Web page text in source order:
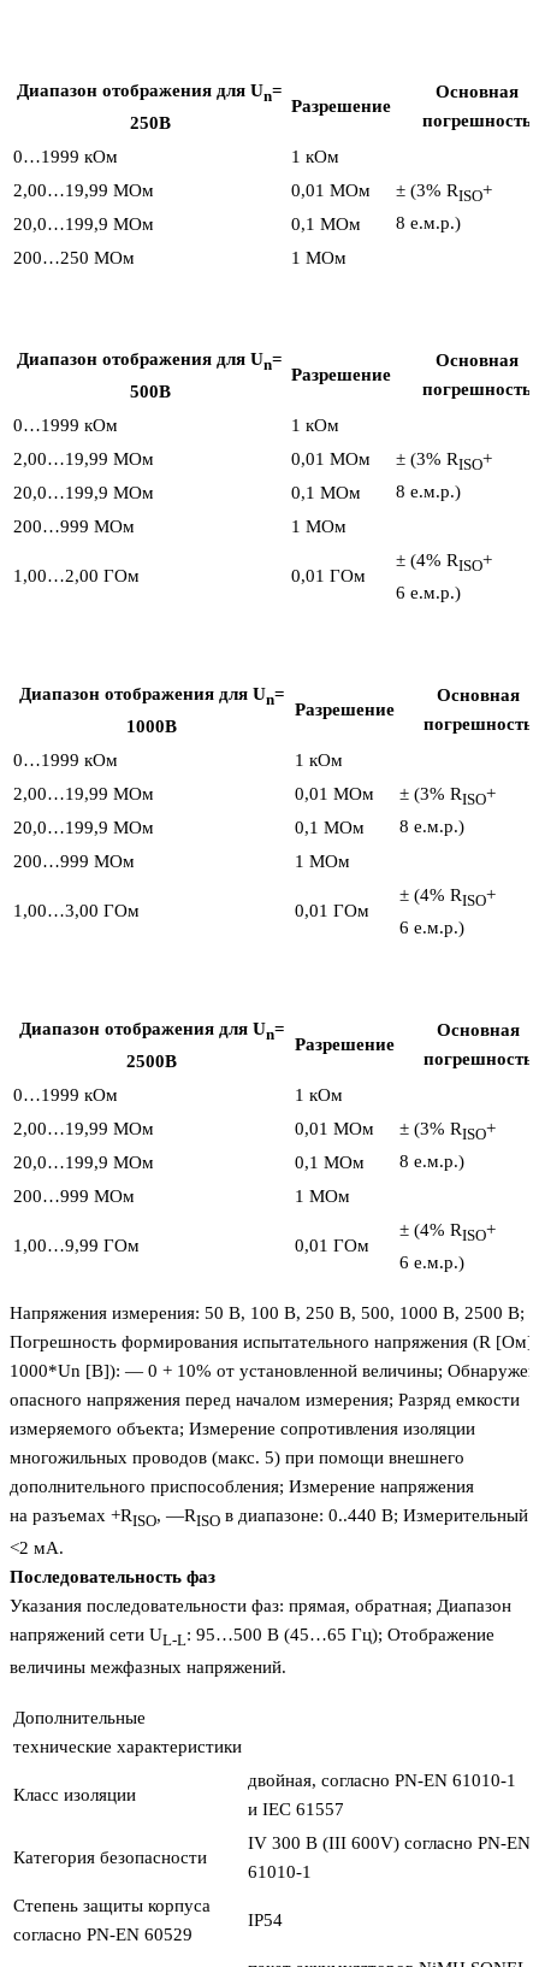
Диапазон отображения для Un=
250В
Разрешение
Основная
погрешность
0…1999 кОм
1 кОм
± (3% RISO+
8 е.м.р.)
2,00…19,99 MОм
0,01 MОм
20,0…199,9 MОм
0,1 MОм
200…250 MОм
1 MОм
Диапазон отображения для Un=
500В
Разрешение
Основная
погрешность
0…1999 кОм
1 кОм
± (3% RISO+
8 е.м.р.)
2,00…19,99 MОм
0,01 MОм
20,0…199,9 MОм
0,1 MОм
200…999 MОм
1 MОм
1,00…2,00 ГОм 0,01 ГОм
± (4% RISO+
6 е.м.р.)
Диапазон отображения для Un=
1000В
Разрешение
Основная
погрешность
0…1999 кОм
1 кОм
± (3% RISO+
8 е.м.р.)
2,00…19,99 MОм
0,01 MОм
20,0…199,9 MОм
0,1 MОм
200…999 MОм
1 MОм
1,00…3,00 ГОм 0,01 ГОм
± (4% RISO+
6 е.м.р.)
Диапазон отображения для Un=
2500В
Разрешение
Основная
погрешность
0…1999 кОм
1 кОм
± (3% RISO+
8 е.м.р.)
2,00…19,99 MОм
0,01 MОм
20,0…199,9 MОм
0,1 MОм
200…999 MОм
1 MОм
1,00…9,99 ГОм 0,01 ГОм
± (4% RISO+
6 е.м.р.)
Напряжения измерения: 50 В, 100 В, 250 В, 500, 1000 В, 2500 В;
Погрешность формирования испытательного напряжения (R [Ом]
1000*Un [В]): — 0 + 10% от установленной величины;
опасного напряжения перед началом измерения; Разряд емкости
измеряемого объекта; Измерение сопротивления изоляции
многожильных проводов (макс. 5) при помощи внешнего
дополнительного приспособления; Измерение напряжения
на разъемах +RISO, —RISO в диапазоне: 0..440 В; Измерительный
<2 мА.
Последовательность фаз
Указания последовательности фаз: прямая, обратная; Диапазон
напряжений сети UL-L: 95…500 В (45…65 Гц); Отображение
величины межфазных напряжений.
Дополнительные
технические характеристики
Класс изоляции
двойная, согласно PN-EN 61010-1
и IEC 61557
Категория безопасности
IV 300 В (III 600V) согласно PN-EN
61010-1
Степень защиты корпуса
согласно PN-EN 60529
IP54